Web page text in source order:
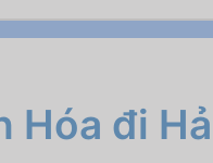
Hóa đi